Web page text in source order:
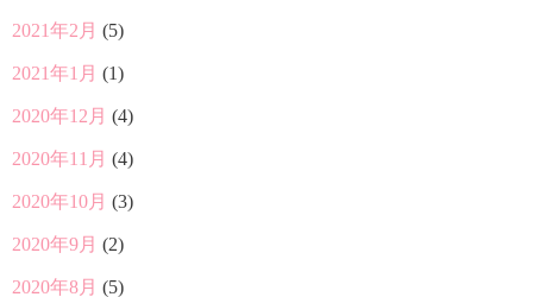
2021年2月 (5)
2021年1月 (1)
2020年12月 (4)
2020年11月 (4)
2020年10月 (3)
2020年9月 (2)
2020年8月 (5)